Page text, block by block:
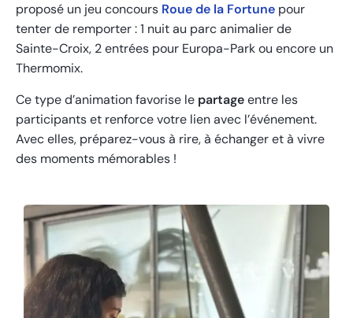
proposé un jeu concours Roue de la Fortune pour
tenter de remporter : 1 nuit au parc animalier de
Sainte-Croix, 2 entrées pour Europa-Park ou encore un
Thermomix.
Ce type d’animation favorise le partageentre les
participants et renforce votre lien avec l’événement.
Avec elles, préparez-vous à rire, à échanger et à vivre
des moments mémorables !